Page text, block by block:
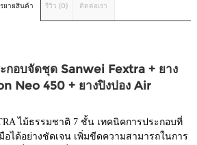
ยายสินค้า รีวิว (0) ติดต่อเรา
กอบจัดชุด Sanwei Fextra + ยาง
Neo 450 + ยางปิงปอง Air
ไม้ธรรมชาติ 7 ชั้น เทคนิคการประกอบที่
ได้อย่างชัดเจน เพิ่มขีดความสามารถในการ